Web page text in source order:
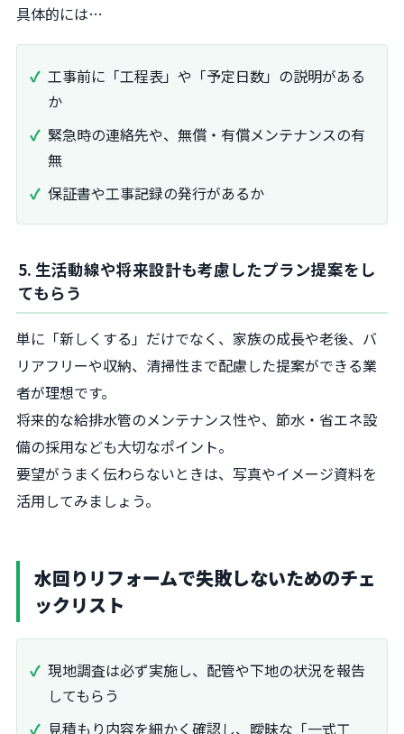
具体的には…
工事前に「工程表」や「予定日数」の説明がある
か
緊急時の連絡先や、無償・有償メンテナンスの有
無
保証書や工事記録の発行があるか
5. 生活動線や将来設計も考慮したプラン提案をし
てもらう
単に「新しくする」だけでなく、家族の成長や老後、バ
リアフリーや収納、清掃性まで配慮した提案ができる業
者が理想です。
将来的な給排水管のメンテナンス性や、節水・省エネ設
備の採用なども大切なポイント。
要望がうまく伝わらないときは、写真やイメージ資料を
活用してみましょう。
水回りリフォームで失敗しないためのチェ
ックリスト
現地調査は必ず実施し、配管や下地の状況を報告
してもらう
見積もり内容を細かく確認し、曖昧な「一式工